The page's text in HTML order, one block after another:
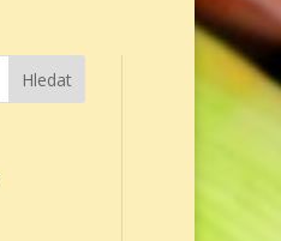
Hledat